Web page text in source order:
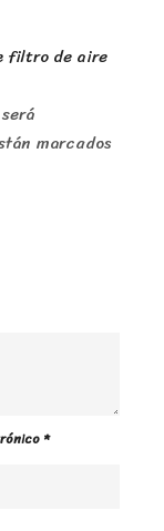
filtro de aire
marcados
*